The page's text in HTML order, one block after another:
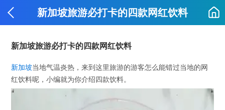
新加坡旅游必打卡的四款网红饮料
新加坡旅游必打卡的四款网红饮料
新加坡当地气温炎热，来到这里旅游的游客怎么能错过当地的网
红饮料呢，小编就为你介绍四款饮料。